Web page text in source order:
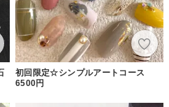
初回限定☆シンプルアートコース
6500円